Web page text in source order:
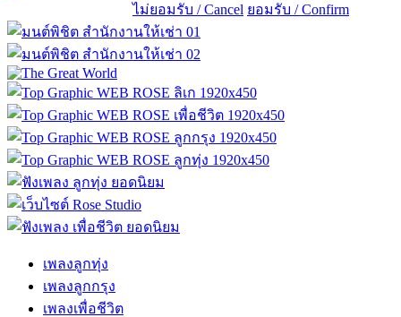
ไม่ยอมรับ / Cancel ยอมรับ / Confirm
เพลงลูกทุ่ง
เพลงลูกกรุง
เพลงเพื่อชีวิต